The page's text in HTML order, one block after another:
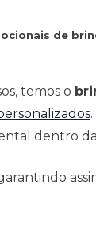
de
temos o
dentro